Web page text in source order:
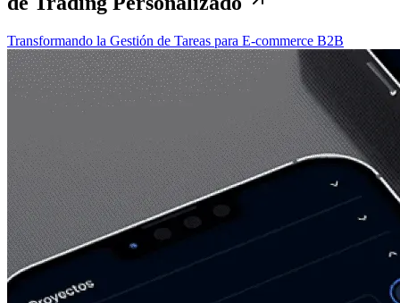
Transformando la Gestión de Tareas para E-commerce B2B